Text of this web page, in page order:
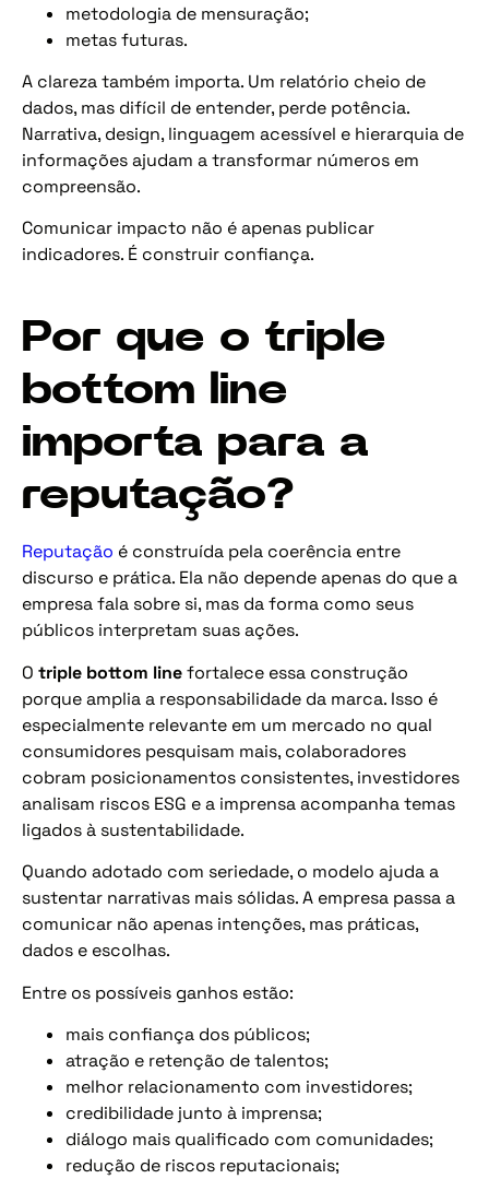
metodologia de mensuração;
metas futuras.
A clareza também importa. Um relatório cheio de
dados, mas difícil de entender, perde potência.
Narrativa, design, linguagem acessível e hierarquia de
informações ajudam a transformar números em
compreensão.
Comunicar impacto não é apenas publicar
indicadores. É construir confiança.
Por que o triple
bottom line
importa para a
reputação?
Reputação é construída pela coerência entre
discurso e prática. Ela não depende apenas do que a
empresa fala sobre si, mas da forma como seus
públicos interpretam suas ações.
O triple bottom linefortalece essa construção
porque amplia a responsabilidade da marca. Isso é
especialmente relevante em um mercado no qual
consumidores pesquisam mais, colaboradores
cobram posicionamentos consistentes, investidores
analisam riscos ESG e a imprensa acompanha temas
ligados à sustentabilidade.
Quando adotado com seriedade, o modelo ajuda a
sustentar narrativas mais sólidas. A empresa passa a
comunicar não apenas intenções, mas práticas,
dados e escolhas.
Entre os possíveis ganhos estão:
mais confiança dos públicos;
atração e retenção de talentos;
melhor relacionamento com investidores;
credibilidade junto à imprensa;
diálogo mais qualificado com comunidades;
redução de riscos reputacionais;